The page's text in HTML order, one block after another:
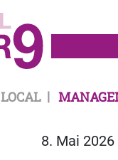
LOCAL
8. Mai